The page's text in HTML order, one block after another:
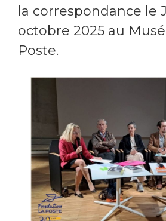
la correspondance le
octobre 2025 au
Poste.